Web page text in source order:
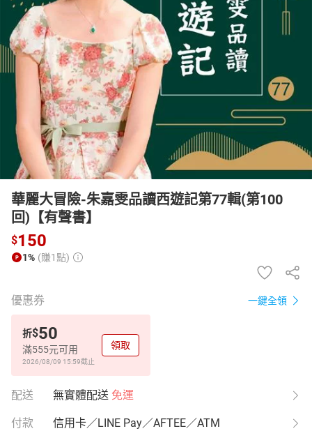
女裝 化妝保養 情趣用品
日本購物 電子/紙本書
HOT
華麗大冒險-朱嘉雯品讀西遊記第77輯(第100
回)【有聲書】
$150
1% (賺1點)
優惠券 一鍵全領
折$50
滿555元可用
2026/08/09 15:59截止
領取
配送 無實體配送 免運
付款 信用卡／LINE Pay／AFTEE／ATM